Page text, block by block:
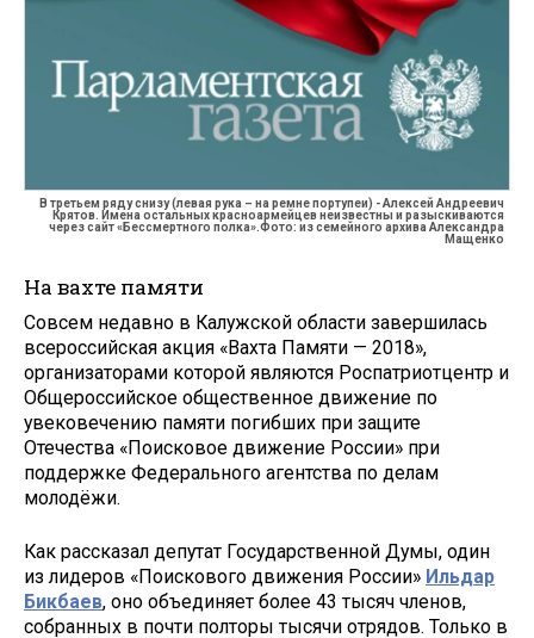
В третьем ряду снизу (левая рука – на ремне портупеи) - Алексей Андреевич
Крятов. Имена остальных красноармейцев неизвестны и разыскиваются
через сайт «Бессмертного полка».Фото: из семейного архива Александра
Мащенко
На вахте памяти
Совсем недавно в Калужской области завершилась
всероссийская акция «Вахта Памяти — 2018»,
организаторами которой являются Роспатриотцентр и
Общероссийское общественное движение по
увековечению памяти погибших при защите
Отечества «Поисковое движение России» при
поддержке Федерального агентства по делам
молодёжи.
Как рассказал депутат Государственной Думы, один
из лидеров «Поискового движения России» Ильдар
Бикбаев, оно объединяет более 43 тысяч членов,
собранных в почти полторы тысячи отрядов. Только в